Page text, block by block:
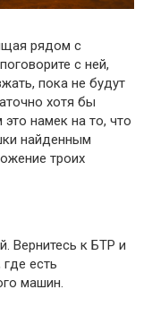
рядом с
с ней,
пока не будут
хотя бы
намек на то, что
найденным
троих
Вернитесь к БТР и
есть
машин.